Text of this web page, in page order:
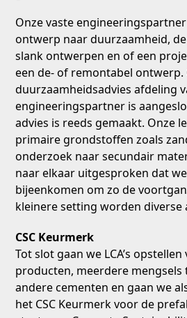
Onze vaste
ontwerp naar duurzaamheid,
slank ontwerpen en of een
een de- of remontabel ontwerp.
duurzaamheidsadvies afdeling
engineeringspartner is
advies is reeds gemaakt. Onze
primaire grondstoffen zoals
onderzoek naar secundair
naar elkaar uitgesproken dat
bijeenkomen om zo de
kleinere setting worden diverse
CSC Keurmerk
Tot slot gaan we LCA’s
producten, meerdere mengsels
andere cementen en gaan we
het CSC Keurmerk voor de